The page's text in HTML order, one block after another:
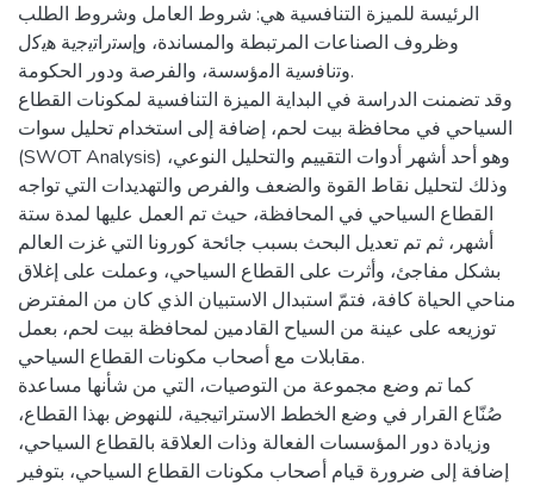
الرئيسة للميزة التنافسية هي: شروط العامل وشروط الطلب
وظروف الصناعات المرتبطة والمساندة، وإﺳﺗراﺗﯾﺟﯾﺔ ﻫﯾﻛل
وﺗﻧﺎﻓﺳﯾﺔ اﻟﻣؤﺳﺳﺔ، والفرصة ودور الحكومة.
وقد تضمنت الدراسة في البداية الميزة التنافسية لمكونات القطاع
السياحي في محافظة بيت لحم، إضافة إلى استخدام تحليل سوات
(SWOT Analysis) وهو أحد أشهر أدوات التقييم والتحليل النوعي،
وذلك لتحليل نقاط القوة والضعف والفرص والتهديدات التي تواجه
القطاع السياحي في المحافظة، حيث تم العمل عليها لمدة ستة
أشهر، ثم تم تعديل البحث بسبب جائحة كورونا التي غزت العالم
بشكل مفاجئ، وأثرت على القطاع السياحي، وعملت على إغلاق
مناحي الحياة كافة، فتمّ استبدال الاستبيان الذي كان من المفترض
توزيعه على عينة من السياح القادمين لمحافظة بيت لحم، بعمل
مقابلات مع أصحاب مكونات القطاع السياحي.
كما تم وضع مجموعة من التوصيات، التي من شأنها مساعدة
صُنّاع القرار في وضع الخطط الاستراتيجية، للنهوض بهذا القطاع،
وزيادة دور المؤسسات الفعالة وذات العلاقة بالقطاع السياحي،
إضافة إلى ضرورة قيام أصحاب مكونات القطاع السياحي، بتوفير